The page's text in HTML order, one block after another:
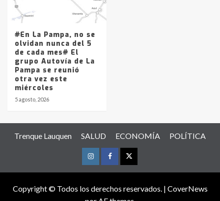
#En La Pampa, no se
olvidan nunca del 5
de cada mes# El
grupo Autovía de La
Pampa se reunió
otra vez este
miércoles
5 agosto, 2026
Trenque Lauquen SALUD ECONOMÍA POLÍTICA
InstagramFacebookTwitter
Copyright © Todos los derechos reservados. | CoverNews